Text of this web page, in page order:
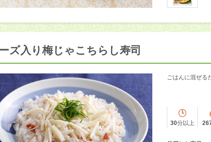
ズ入り梅じゃこちらし寿司
ごはんに混ぜる
30分以上